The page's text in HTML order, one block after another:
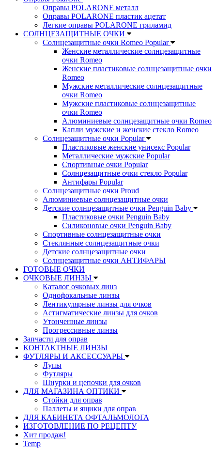
Оправы POLARONE металл
Оправы POLARONE пластик ацетат
Легкие оправы POLARONE гриламид
СОЛНЦЕЗАЩИТНЫЕ ОЧКИ
Солнцезащитные очки Romeo Popular
Женские металлические солнцезащитные
очки Romeo
Женские пластиковые солнцезащитные очки
Romeo
Мужские металлические солнцезащитные
очки Romeo
Мужские пластиковые солнцезащитные
очки Romeo
Алюминиевые солнцезащитные очки Romeo
Капли мужские и женские стекло Romeo
Солнцезащитные очки Popular
Пластиковые женские унисекс Popular
Металлические мужские Popular
Спортивные очки Popular
Солнцезащитные очки стекло Popular
Aнтифары Popular
Солнцезащитные очки Proud
Алюминиевые солнцезащитные очки
Детские солнцезащитные очки Penguin Baby
Пластиковые очки Penguin Baby
Силиконовые очки Penguin Baby
Спортивные солнцезащитные очки
Стеклянные солнцезащитные очки
Детские солнцезащитные очки
Солнцезащитные очки АНТИФАРЫ
ГОТОВЫЕ ОЧКИ
ОЧКОВЫЕ ЛИНЗЫ
Каталог очковых линз
Однофокальные линзы
Лентикулярные линзы для очков
Астигматические линзы для очков
Утонченные линзы
Прогрессивные линзы
Запчасти для оправ
КОНТАКТНЫЕ ЛИНЗЫ
ФУТЛЯРЫ И АКСЕССУАРЫ
Лупы
Футляры
Шнурки и цепочки для очков
ДЛЯ МАГАЗИНА ОПТИКИ
Стойки для оправ
Паллеты и ящики для оправ
ДЛЯ КАБИНЕТА ОФТАЛЬМОЛОГА
ИЗГОТОВЛЕНИЕ ПО РЕЦЕПТУ
Хит продаж!
Temp